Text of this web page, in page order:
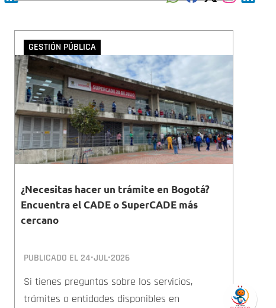
GESTIÓN PÚBLICA
¿Necesitas hacer un trámite en Bogotá?
Encuentra el CADE o SuperCADE más
cercano
PUBLICADO EL 24•JUL•2026
Si tienes preguntas sobre los servicios,
trámites o entidades disponibles en